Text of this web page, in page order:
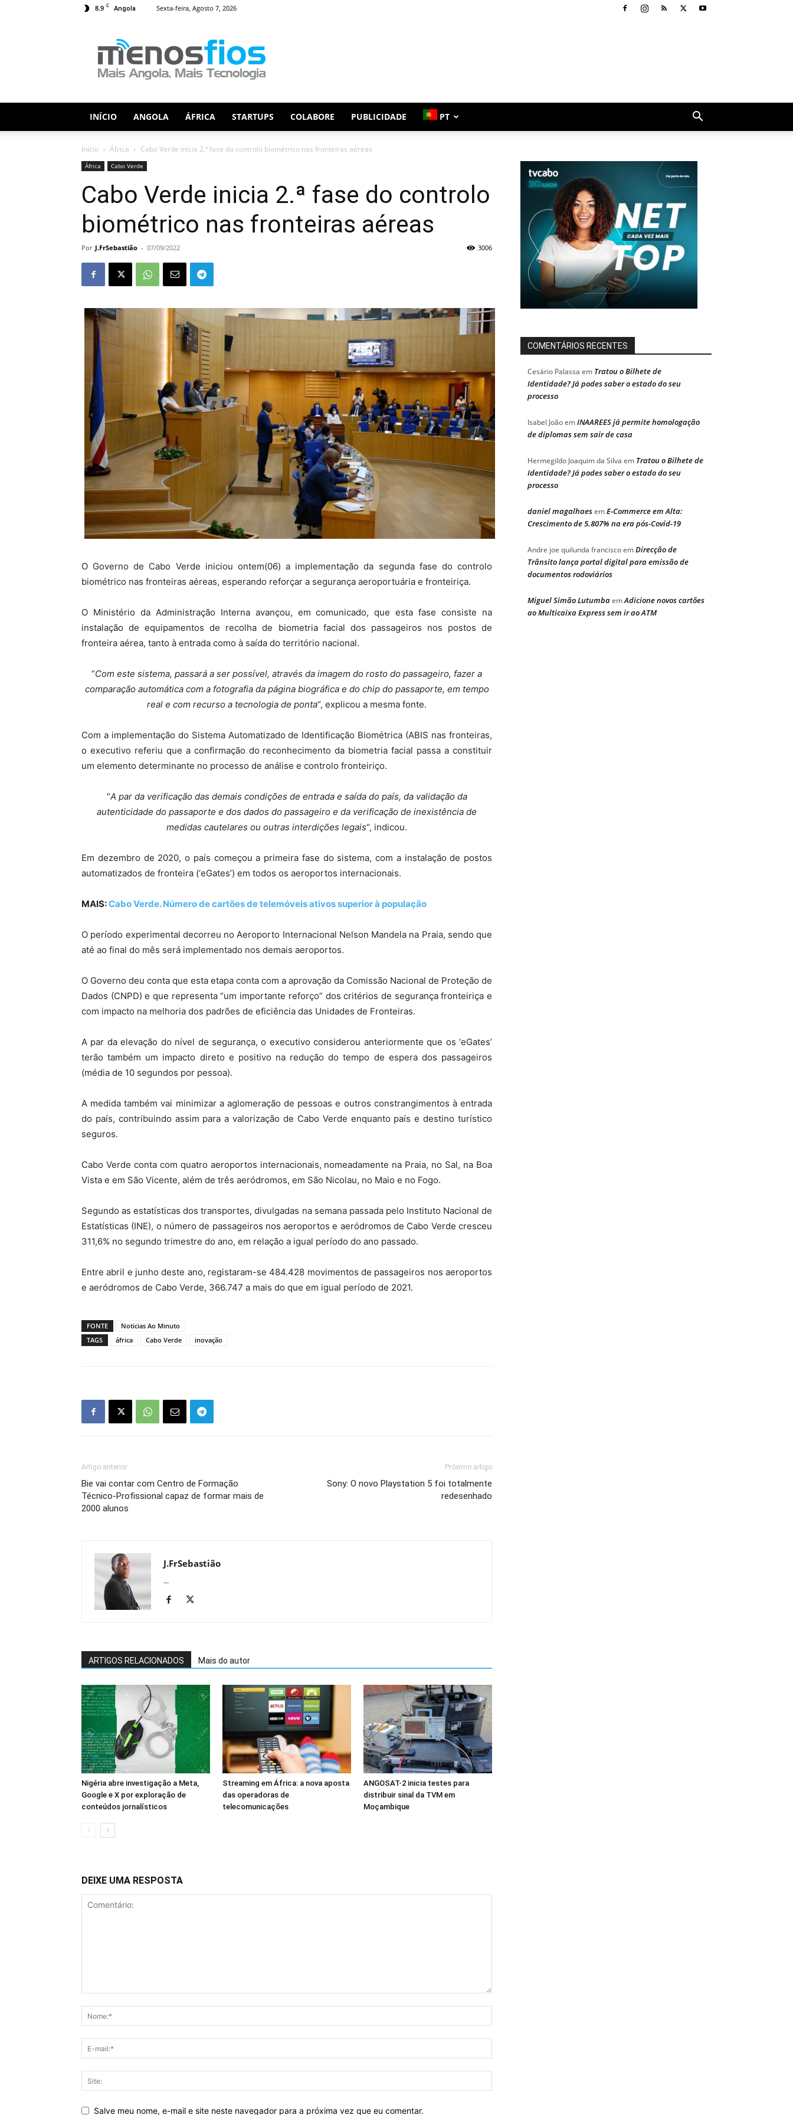
8.9 C Angola Sexta-feira, Agosto 7, 2026
Fios
INÍCIO ANGOLA ÁFRICA STARTUPS COLABORE PUBLICIDADE PT
Início África Cabo Verde inicia 2.ª fase do controlo biométrico nas fronteiras aéreas
África Cabo Verde
Cabo Verde inicia 2.ª fase do controlo
biométrico nas fronteiras aéreas
Por J.FrSebastião - 07/09/2022 3006
O Governo de Cabo Verde iniciou ontem(06) a implementação da segunda fase do controlo
biométrico nas fronteiras aéreas, esperando reforçar a segurança aeroportuária e fronteiriça.
O Ministério da Administração Interna avançou, em comunicado, que esta fase consiste na
instalação de equipamentos de recolha de biometria facial dos passageiros nos postos de
fronteira aérea, tanto à entrada como à saída do território nacional.
“Com este sistema, passará a ser possível, através da imagem do rosto do passageiro, fazer a
comparação automática com a fotografia da página biográfica e do chip do passaporte, em tempo
real e com recurso a tecnologia de ponta“, explicou a mesma fonte.
Com a implementação do Sistema Automatizado de Identificação Biométrica (ABIS nas fronteiras,
o executivo referiu que a confirmação do reconhecimento da biometria facial passa a constituir
um elemento determinante no processo de análise e controlo fronteiriço.
“A par da verificação das demais condições de entrada e saída do país, da validação da
autenticidade do passaporte e dos dados do passageiro e da verificação de inexistência de
medidas cautelares ou outras interdições legais“, indicou.
Em dezembro de 2020, o país começou a primeira fase do sistema, com a instalação de postos
automatizados de fronteira (‘eGates’) em todos os aeroportos internacionais.
MAIS:Cabo Verde. Número de cartões de telemóveis ativos superior à população
O período experimental decorreu no Aeroporto Internacional Nelson Mandela na Praia, sendo que
até ao final do mês será implementado nos demais aeroportos.
O Governo deu conta que esta etapa conta com a aprovação da Comissão Nacional de Proteção de
Dados (CNPD) e que representa “um importante reforço” dos critérios de segurança fronteiriça e
com impacto na melhoria dos padrões de eficiência das Unidades de Fronteiras.
A par da elevação do nível de segurança, o executivo considerou anteriormente que os ‘eGates’
terão também um impacto direto e positivo na redução do tempo de espera dos passageiros
(média de 10 segundos por pessoa).
A medida também vai minimizar a aglomeração de pessoas e outros constrangimentos à entrada
do país, contribuindo assim para a valorização de Cabo Verde enquanto país e destino turístico
seguros.
Cabo Verde conta com quatro aeroportos internacionais, nomeadamente na Praia, no Sal, na Boa
Vista e em São Vicente, além de três aeródromos, em São Nicolau, no Maio e no Fogo.
Segundo as estatísticas dos transportes, divulgadas na semana passada pelo Instituto Nacional de
Estatísticas (INE), o número de passageiros nos aeroportos e aeródromos de Cabo Verde cresceu
311,6% no segundo trimestre do ano, em relação a igual período do ano passado.
Entre abril e junho deste ano, registaram-se 484.428 movimentos de passageiros nos aeroportos
e aeródromos de Cabo Verde, 366.747 a mais do que em igual período de 2021.
FONTE
Noticias Ao Minuto
TAGS
áfrica Cabo Verde inovação
Artigo anterior
Bie vai contar com Centro de Formação
Técnico-Profissional capaz de formar mais de
2000 alunos
Próximo artigo
Sony: O novo Playstation 5 foi totalmente
redesenhado
J.FrSebastião
...
ARTIGOS RELACIONADOS Mais do autor
Nigéria abre investigação a Meta,
Google e X por exploração de
conteúdos jornalísticos
Streaming em África: a nova aposta
das operadoras de
telecomunicações
ANGOSAT-2 inicia testes para
distribuir sinal da TVM em
Moçambique
DEIXE UMA RESPOSTA
Salve meu nome, e-mail e site neste navegador para a próxima vez que eu comentar.
COMENTÁRIOS RECENTES
Cesário Palassa em Tratou o Bilhete de
Identidade? Já podes saber o estado do seu
processo
Isabel JoãoemINAAREES já permite homologação
de diplomas sem sair de casa
Hermegildo Joaquim da Silva em Tratou o Bilhete de
Identidade? Já podes saber o estado do seu
processo
daniel magalhaesemE-Commerce em Alta:
Crescimento de 5.807% na era pós-Covid-19
Andre joe quilunda franciscoemDirecção de
Trânsito lança portal digital para emissão de
documentos rodoviários
Miguel Simão LutumbaemAdicione novos cartões
ao Multicaixa Express sem ir ao ATM